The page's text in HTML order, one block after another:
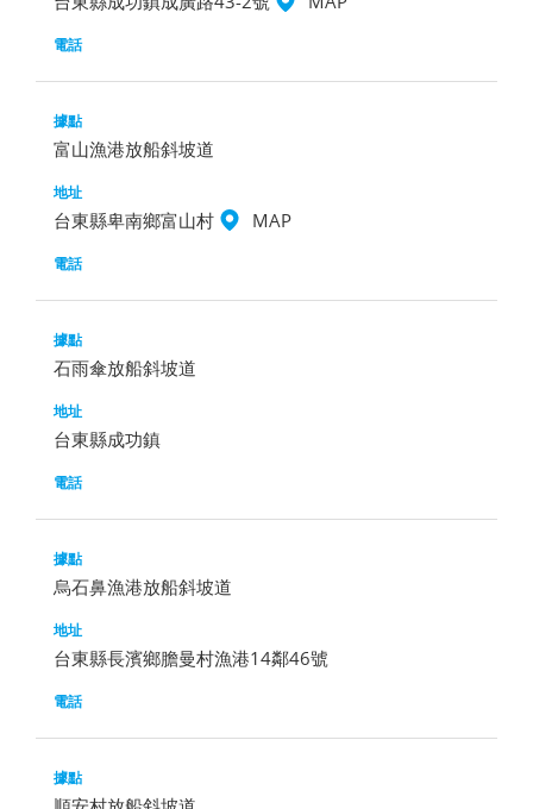
富山漁港放船斜坡道
台東縣卑南鄉富山村 MAP
石雨傘放船斜坡道
台東縣成功鎮
烏石鼻漁港放船斜坡道
台東縣長濱鄉膽曼村漁港14鄰46號